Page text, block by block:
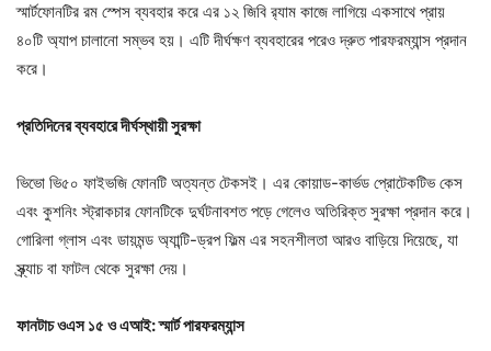
স্মার্টফোনটির রম স্পেস ব্যবহার করে এর ১২ জিবি র‍্যাম কাজে লাগিয়ে একসাথে প্রায়
৪০টি অ্যাপ চালানো সম্ভব হয়। এটি দীর্ঘক্ষণ ব্যবহারের পরেও দ্রুত পারফরম্যান্স প্রদান
করে।
প্রতিদিনের ব্যবহারে দীর্ঘস্থায়ী সুরক্ষা
ভিভো ভি৫০ ফাইভজি ফোনটি অত্যন্ত টেকসই। এর কোয়াড-কার্ভড প্রোটেকটিভ কেস
এবং কুশনিং স্ট্রাকচার ফোনটিকে দুর্ঘটনাবশত পড়ে গেলেও অতিরিক্ত সুরক্ষা প্রদান করে।
গোরিলা গ্লাস এবং ডায়মন্ড অ্যান্টি-ড্রপ ফিল্ম এর সহনশীলতা আরও বাড়িয়ে দিয়েছে, যা
স্ক্র্যাচ বা ফাটল থেকে সুরক্ষা দেয়।
ফানটাচ ওএস ১৫ ও এআই:স্মার্ট পারফরম্যান্স